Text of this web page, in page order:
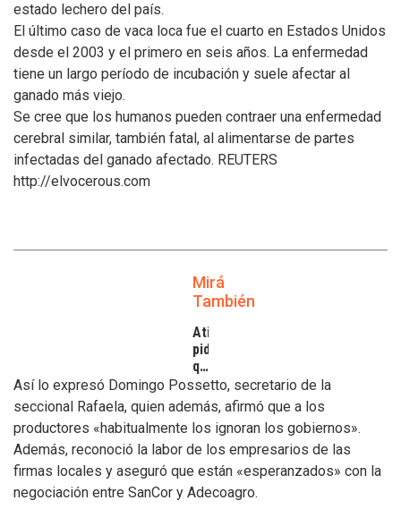
estado lechero del país.
El último caso de vaca loca fue el cuarto en Estados Unidos
desde el 2003 y el primero en seis años. La enfermedad
tiene un largo período de incubación y suele afectar al
ganado más viejo.
Se cree que los humanos pueden contraer una enfermedad
cerebral similar, también fatal, al alimentarse de partes
infectadas del ganado afectado. REUTERS
http://elvocerous.com
Mirá
También
Atilra
pide
que
se
atiendan
inconvenientes
de
los
tamberos
Así lo expresó Domingo Possetto, secretario de la
seccional Rafaela, quien además, afirmó que a los
productores «habitualmente los ignoran los gobiernos».
Además, reconoció la labor de los empresarios de las
firmas locales y aseguró que están «esperanzados» con la
negociación entre SanCor y Adecoagro.